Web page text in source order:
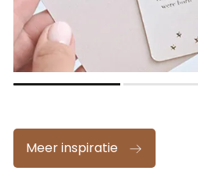
Meer inspiratie